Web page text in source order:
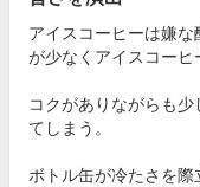
アイスコーヒーは嫌
が少なくアイスコーヒ
コクがありながらも
てしまう。
ボトル缶が冷たさを